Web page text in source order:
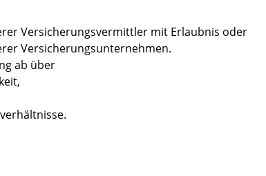
Versicherungsvermittler mit Erlaubnis oder
Versicherungsunternehmen.
ab über